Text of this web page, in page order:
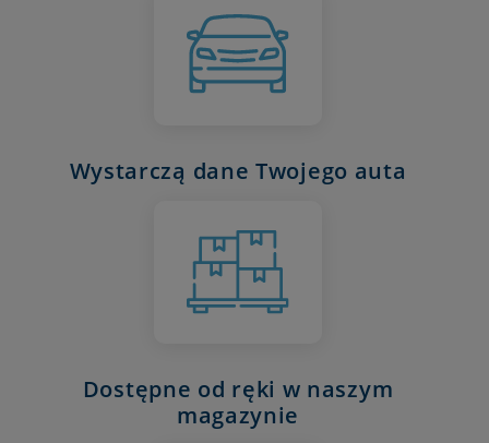
Wystarczą dane Twojego auta
Dostępne od ręki w naszym
magazynie